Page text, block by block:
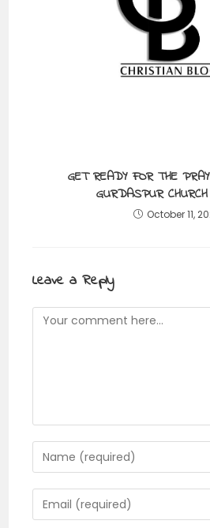
GET READY FOR THE
GURDASPUR
October 11,
Leave a Reply
Comment
Enter
your
name
or
Enter
your